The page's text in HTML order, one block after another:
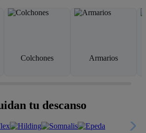
Colchones Armarios
tu descanso